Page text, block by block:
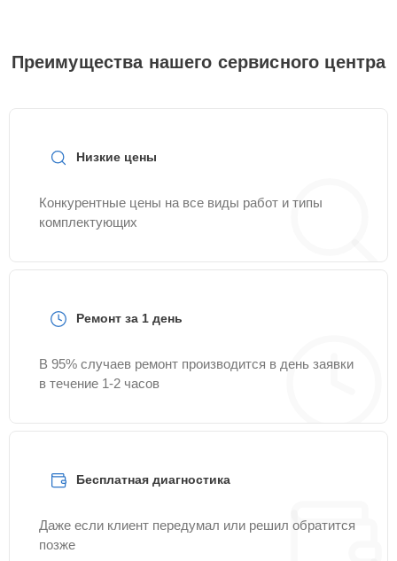
Преимущества нашего сервисного центра
Низкие цены
Конкурентные цены на все виды работ и типы
комплектующих
Ремонт за 1 день
В 95% случаев ремонт производится в день заявки
в течение 1-2 часов
Бесплатная диагностика
Даже если клиент передумал или решил обратится
позже